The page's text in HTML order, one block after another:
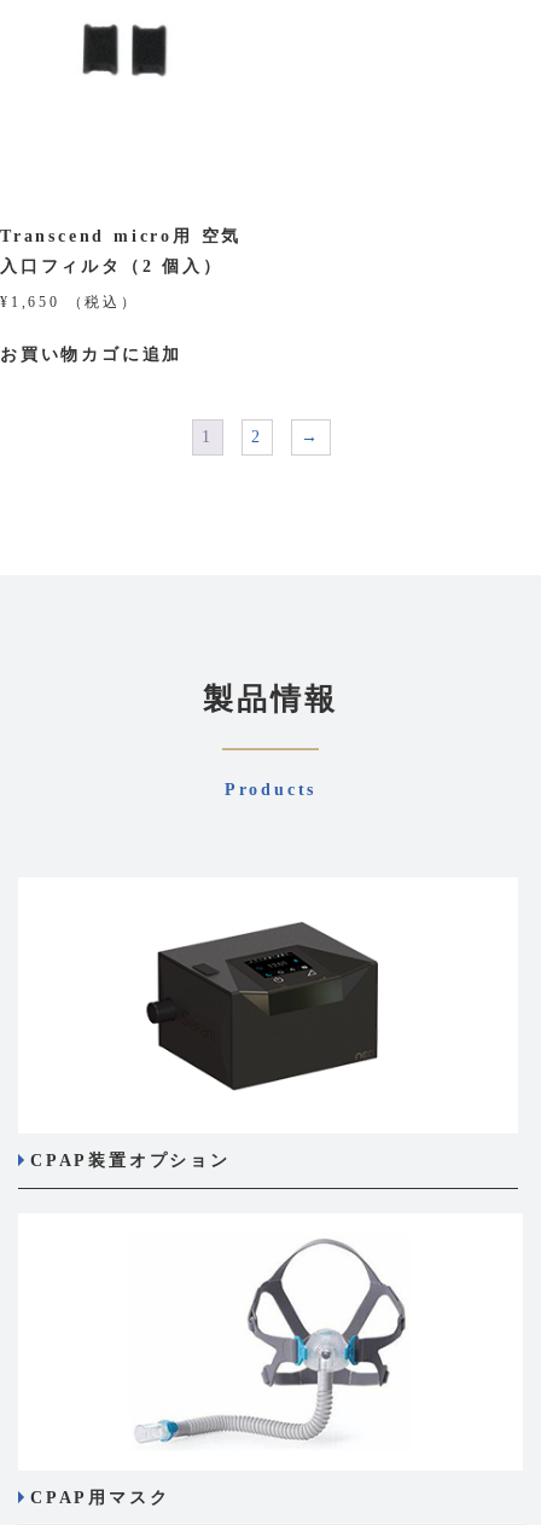
Transcend micro用 空気
入口フィルタ（2 個入）
¥ 1,650 （税込）
お買い物カゴに追加
1 2 →
製品情報
Products
CPAP装置オプション
CPAP用マスク